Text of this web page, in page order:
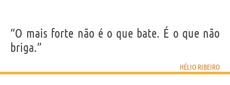
“O mais forte não é o que bate. É o que não
briga.”
HÉLIO RIBEIRO